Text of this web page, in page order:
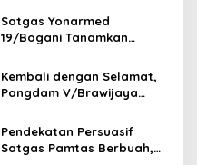
Satgas Yonarmed
19/Bogani Tanamkan
Perbatasan
Kembali dengan Selamat,
Pangdam V/Brawijaya
Satgas Yonif 521/DY di
Perbatasan RI-PNG
Pendekatan Persuasif
Satgas Pamtas Berbuah,